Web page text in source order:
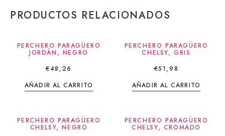
PRODUCTOS RELACIONADOS
PERCHERO PARAGÜERO
JORDÁN, NEGRO
€48,26
AÑADIR AL CARRITO
PERCHERO PARAGÜERO
CHELSY, GRIS
€51,98
AÑADIR AL CARRITO
PERCHERO PARAGÜERO
CHELSY, NEGRO
PERCHERO PARAGÜERO
CHELSY, CROMADO